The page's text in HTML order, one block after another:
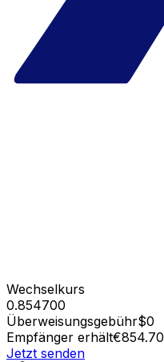
Wechselkurs
0.854700
Überweisungsgebühr$0
Empfänger erhält€854.70
Jetzt senden